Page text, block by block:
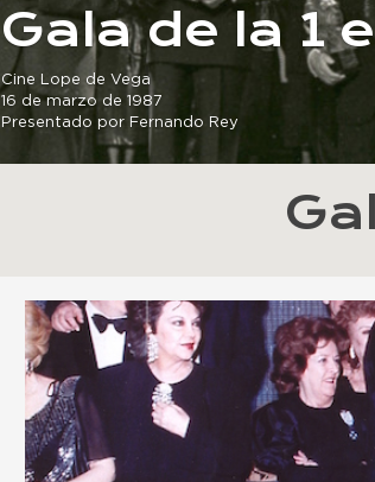
Gala de la 1
Cine Lope de Vega
16 de marzo de 1987
Presentado por Fernando Rey